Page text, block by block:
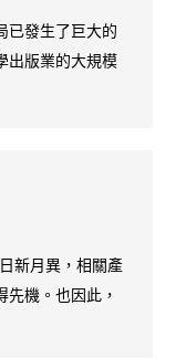
已發生了巨大的
出版業的大規模
新月異，相關產
先機。也因此，